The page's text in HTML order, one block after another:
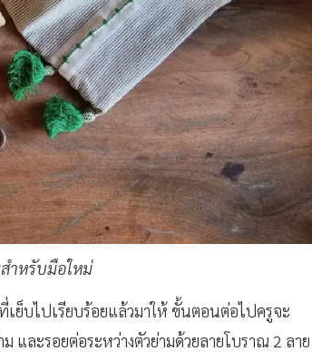
ำหรับมือใหม่
เย็บไปเรียบร้อยแล้วมาให้ ขั้นตอนต่อไปครูจะ
และรอยต่อระหว่างตัวย่ามด้วยลายโบราณ 2 ลาย